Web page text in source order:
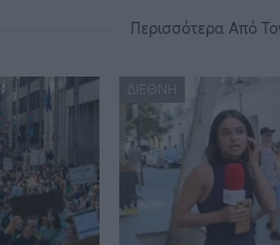
Περισσότερα Από
ΔΙΕΘΝΉ